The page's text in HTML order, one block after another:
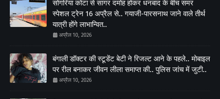
सोगरिया कोटा से सागर दमोह होकर धनबाद के बीच समर
स्पेशल ट्रेन 16 अप्रैल से.. गयाजी-पारसनाथ जाने वाले तीर्थ
यात्री होंगे लाभान्वित..
अप्रैल 10, 2026
बंगाली डॉक्टर की स्टूडेंट बेटी ने रिजल्ट आने के पहले.. मोबाइल
पर रील बनाकर जीवन लीला समाप्त की.. पुलिस जांच में जुटी..
अप्रैल 10, 2026